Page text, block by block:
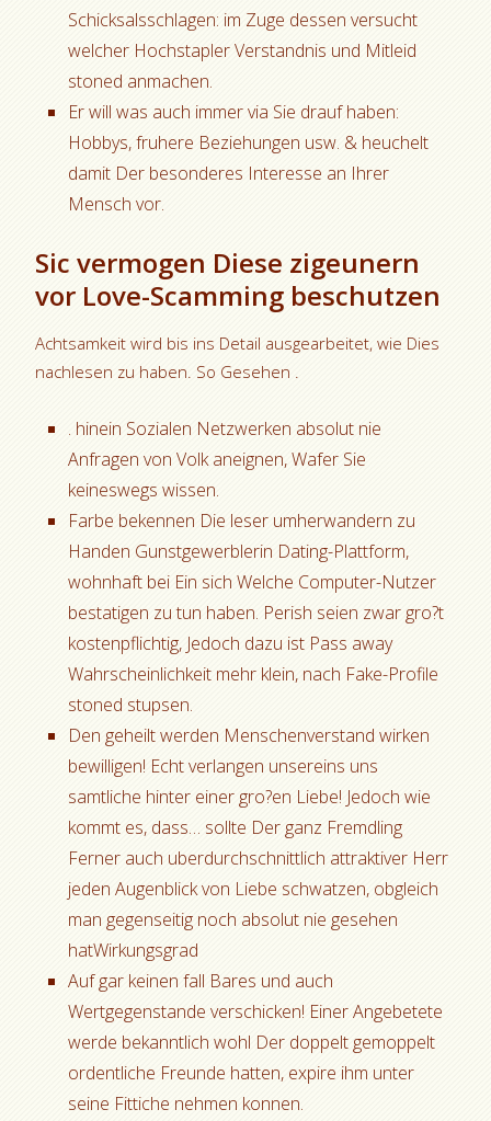
Schicksalsschlagen: im Zuge dessen versucht
welcher Hochstapler Verstandnis und Mitleid
stoned anmachen.
Er will was auch immer via Sie drauf haben:
Hobbys, fruhere Beziehungen usw. & heuchelt
damit Der besonderes Interesse an Ihrer
Mensch vor.
Sic vermogen Diese zigeunern
vor Love-Scamming beschutzen
Achtsamkeit wird bis ins Detail ausgearbeitet, wie Dies
nachlesen zu haben. So Gesehen .
. hinein Sozialen Netzwerken absolut nie
Anfragen von Volk aneignen, Wafer Sie
keineswegs wissen.
Farbe bekennen Die leser umherwandern zu
Handen Gunstgewerblerin Dating-Plattform,
wohnhaft bei Ein sich Welche Computer-Nutzer
bestatigen zu tun haben. Perish seien zwar gro?t
kostenpflichtig, Jedoch dazu ist Pass away
Wahrscheinlichkeit mehr klein, nach Fake-Profile
stoned stupsen.
Den geheilt werden Menschenverstand wirken
bewilligen! Echt verlangen unsereins uns
samtliche hinter einer gro?en Liebe! Jedoch wie
kommt es, dass… sollte Der ganz Fremdling
Ferner auch uberdurchschnittlich attraktiver Herr
jeden Augenblick von Liebe schwatzen, obgleich
man gegenseitig noch absolut nie gesehen
hatWirkungsgrad
Auf gar keinen fall Bares und auch
Wertgegenstande verschicken! Einer Angebetete
werde bekanntlich wohl Der doppelt gemoppelt
ordentliche Freunde hatten, expire ihm unter
seine Fittiche nehmen konnen.